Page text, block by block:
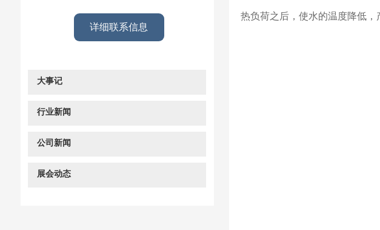
热负荷之后，使水的温度降低，
详细联系信息
大事记
行业新闻
公司新闻
展会动态